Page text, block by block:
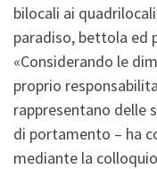
bilocali ai
paradiso, bettola ed
«Considerando le
proprio
rappresentano delle
di portamento – ha
mediante la